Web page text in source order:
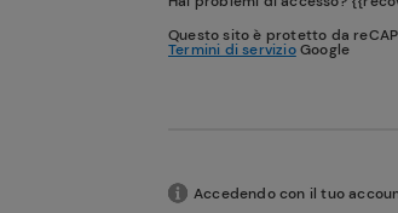
Questo sito è protetto da
Termini di servizioGoogle
Accedendo con il tuo